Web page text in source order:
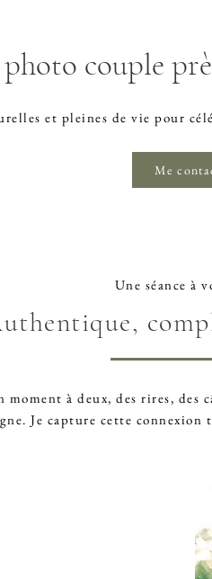
photo couple
et pleines de vie pour
Me
Une séance à
moment à deux, des rires,
Je capture cette